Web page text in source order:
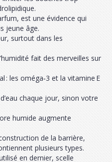
est une évidence qui
jeune âge.
surtout dans les
fait des merveilles sur
: les oméga‑3 et la vitamine E
chaque jour, sinon votre
humide augmente
de la barrière,
plusieurs types.
en dernier, scelle